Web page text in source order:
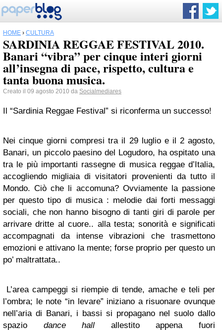
HOME › CULTURA
SARDINIA REGGAE FESTIVAL 2010.
Banari “vibra” per cinque interi giorni
all’insegna di pace, rispetto, cultura e
tanta buona musica.
Creato il 09 agosto 2010 da Socialmediares
Il “Sardinia Reggae Festival” si riconferma un successo!
Nei cinque giorni compresi tra il 29 luglio e il 2 agosto,
Banari, un piccolo paesino del Logudoro, ha ospitato una
tra le più importanti rassegne di musica reggae d’Italia,
accogliendo migliaia di visitatori provenienti da tutto il
Mondo. Ciò che li accomuna? Ovviamente la passione
per questo tipo di musica : melodie dai forti messaggi
sociali, che non hanno bisogno di tanti giri di parole per
arrivare dritte al cuore.. alla testa; sonorità e significati
accompagnati da intense vibrazioni che trasmettono
emozioni e attivano la mente; forse proprio per questo un
po’ maltrattata..
L’area campeggi si riempie di tende, amache e teli per
l’ombra; le note “in levare” iniziano a risuonare ovunque
nell’aria di Banari, i bassi si propagano nel suolo dallo
spazio dance hall allestito appena fuori